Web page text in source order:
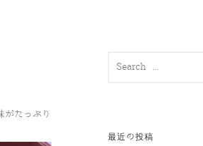
がたっぷり
最近の投稿